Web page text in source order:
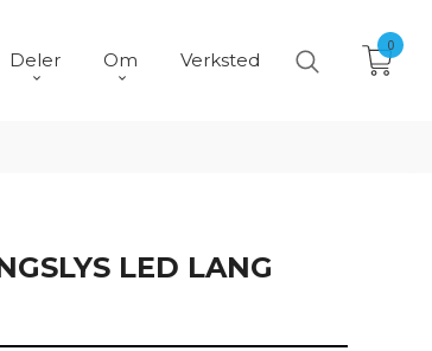
Deler Om Verksted
0
LED LANG